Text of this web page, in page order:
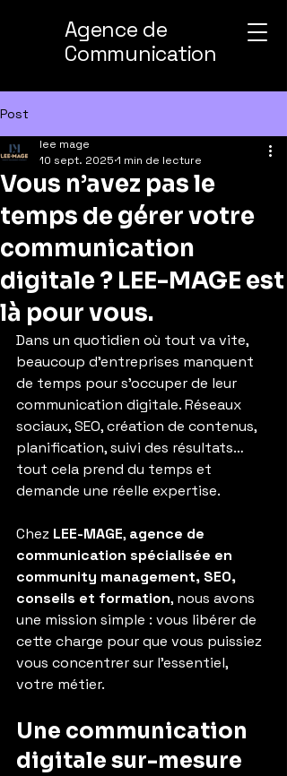
Agence de
Communication
Post
Vous n’avez pas le
temps de gérer votre
communication
digitale ? LEE-MAGE est
là pour vous.
lee mage
10 sept. 2025 1 min de lecture
Dans un quotidien où tout va vite,
beaucoup d’entreprises manquent
de temps pour s’occuper de leur
communication digitale. Réseaux
sociaux, SEO, création de contenus,
planification, suivi des résultats…
tout cela prend du temps et
demande une réelle expertise.
Chez LEE-MAGE, agence de
communication spécialisée en
community management, SEO,
conseils et formation, nous avons
une mission simple : vous libérer de
cette charge pour que vous puissiez
vous concentrer sur l’essentiel,
votre métier.
Une communication
digitale sur-mesure